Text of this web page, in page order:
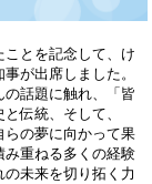
とを記念して、け
が出席しました。
話題に触れ、「皆
伝統、そして、
らの夢に向かって果
み重ねる多くの経験
未来を切り拓く力